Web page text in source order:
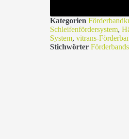
Kategorien
Schleifenfördersystem,
System, vitrans-
Stichwörter